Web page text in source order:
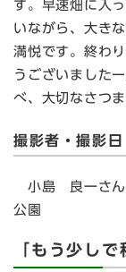
す。早速畑に入
いながら、大き
満悦です。終わ
うございました
べ、大切なさつ
撮影者・撮影
小島 良一さん
公園
「もう少しで